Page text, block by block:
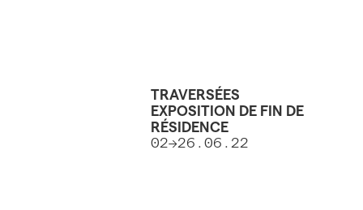
TRAVERSÉES
EXPOSITION DE FIN DE
RÉSIDENCE
02→26.06.22